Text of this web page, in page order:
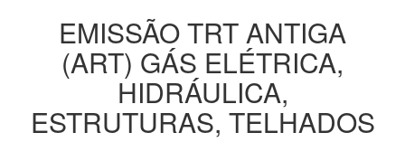
EMISSÃO TRT ANTIGA
(ART) GÁS ELÉTRICA,
HIDRÁULICA,
ESTRUTURAS, TELHADOS